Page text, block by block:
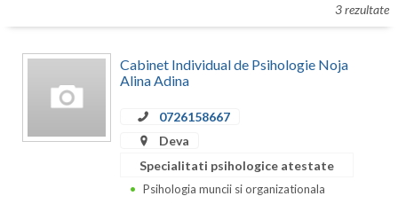
Buzau
Cabinet
3 rezultate
Cabinet Individual de Psihologie Noja
Alina Adina
0726158667
Deva
Specialitati psihologice atestate
Psihologia muncii si organizationala